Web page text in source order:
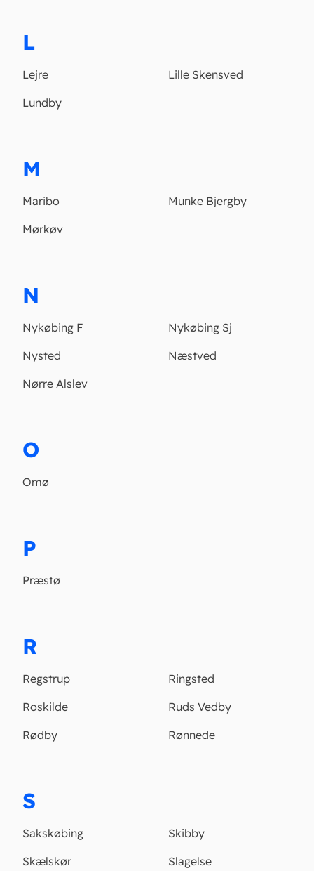
L
Lejre
Lille Skensved
Lundby
M
Maribo
Munke Bjergby
Mørkøv
N
Nykøbing F
Nykøbing Sj
Nysted
Næstved
Nørre Alslev
O
Omø
P
Præstø
R
Regstrup
Ringsted
Roskilde
Ruds Vedby
Rødby
Rønnede
S
Sakskøbing
Skibby
Skælskør
Slagelse